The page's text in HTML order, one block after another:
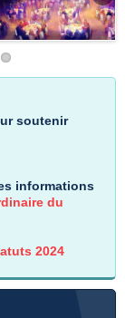
soutenir
informations
du
2024